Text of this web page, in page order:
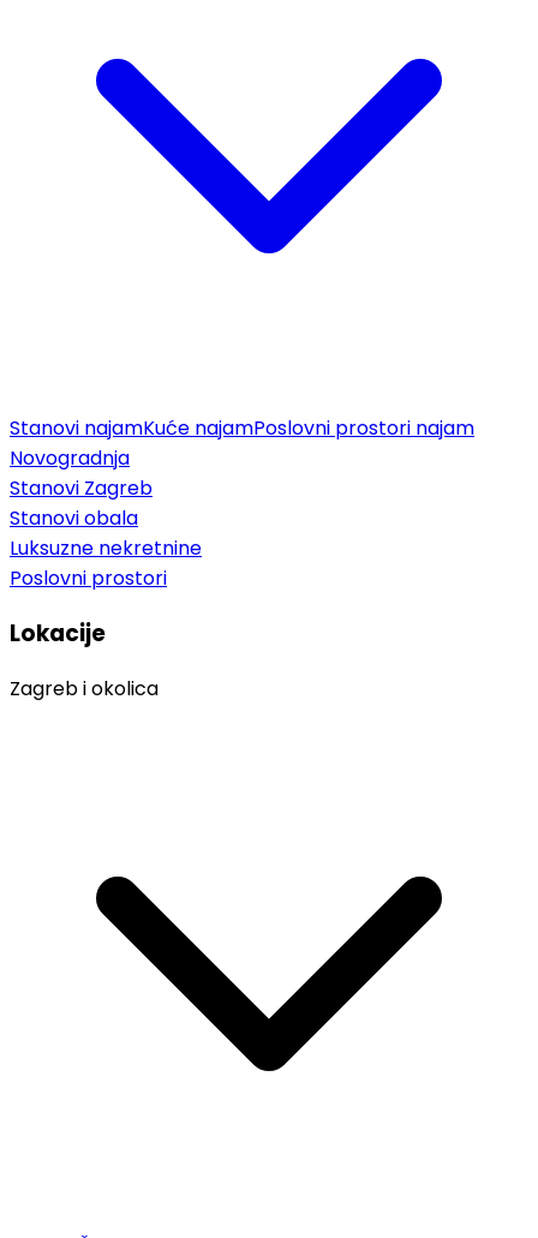
Stanovi najamKuće najamPoslovni prostori najam
Novogradnja
Stanovi Zagreb
Stanovi obala
Luksuzne nekretnine
Poslovni prostori
Lokacije
Zagreb i okolica